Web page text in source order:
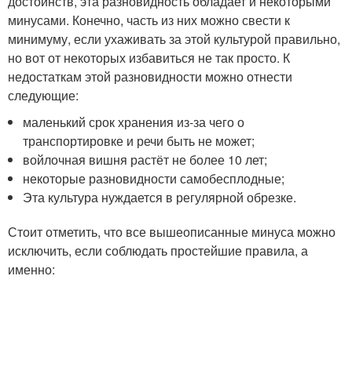
минусами. Конечно, часть из них можно свести к
минимуму, если ухаживать за этой культурой правильно,
но вот от некоторых избавиться не так просто. К
недостаткам этой разновидности можно отнести
следующие:
маленький срок хранения из-за чего о
транспортировке и речи быть не может;
войлочная вишня растёт не более 10 лет;
некоторые разновидности самобесплодные;
Эта культура нуждается в регулярной обрезке.
Стоит отметить, что все вышеописанные минуса можно
исключить, если соблюдать простейшие правила, а
именно: